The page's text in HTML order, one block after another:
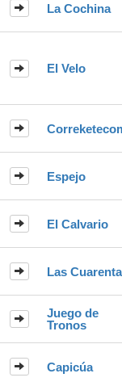
La Cochina
El Velo
Espejo
El Calvario
Las Cuarenta
Juego de
Tronos
Capicúa